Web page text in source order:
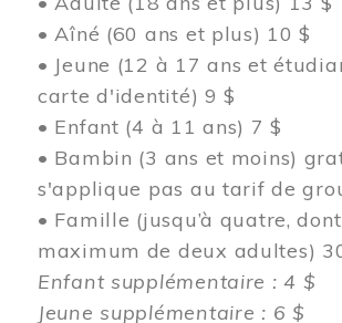
• Aîné (60 ans et plus) 10 $
• Jeune (12 à 17 ans et
carte d'identité) 9 $
• Enfant (4 à 11 ans) 7 $
• Bambin (3 ans et moins)
s'applique pas au tarif de
• Famille (jusqu’à quatre,
maximum de deux adultes)
Enfant supplémentaire : 4 $
Jeune supplémentaire : 6 $